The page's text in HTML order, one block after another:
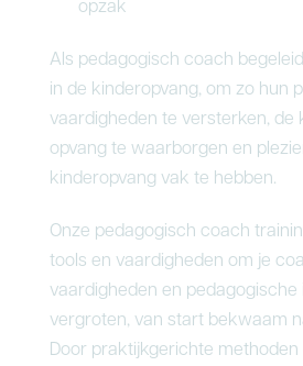
opzak
Als pedagogisch coach
in de kinderopvang, om zo hun
vaardigheden te versterken, de
opvang te waarborgen en
kinderopvang vak te hebben.
Onze pedagogisch coach
tools en vaardigheden om je
vaardigheden en pedagogische
vergroten, van start bekwaam
Door praktijkgerichte methoden